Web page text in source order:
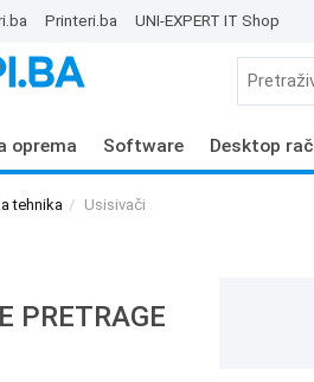
Printeri.ba UNI-EXPERT IT Shop
oprema Software Desktop
tehnika Usisivači
PRETRAGE